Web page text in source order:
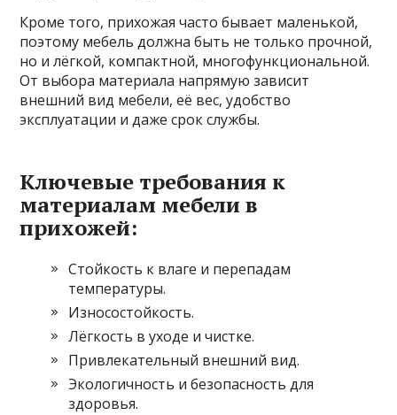
Кроме того, прихожая часто бывает маленькой,
поэтому мебель должна быть не только прочной,
но и лёгкой, компактной, многофункциональной.
От выбора материала напрямую зависит
внешний вид мебели, её вес, удобство
эксплуатации и даже срок службы.
Ключевые требования к
материалам мебели в
прихожей:
Стойкость к влаге и перепадам
температуры.
Износостойкость.
Лёгкость в уходе и чистке.
Привлекательный внешний вид.
Экологичность и безопасность для
здоровья.